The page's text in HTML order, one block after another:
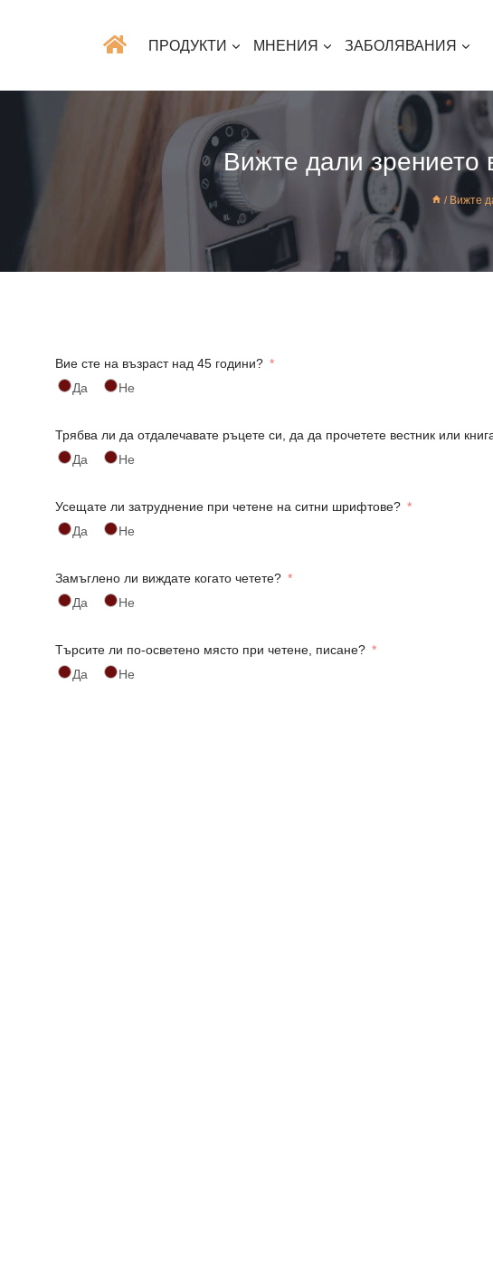
ПРОДУКТИ МНЕНИЯ ЗАБОЛЯВАНИЯ
Вижте дали зрението
/ Вижте
Вие сте на възраст над 45 години?
Да
Не
Трябва ли да отдалечавате ръцете си, да да прочетете вестник или
Да
Не
Усещате ли затруднение при четене на ситни шрифтове?
Да
Не
Замъглено ли виждате когато четете?
Да
Не
Търсите ли по-осветено място при четене, писане?
Да
Не